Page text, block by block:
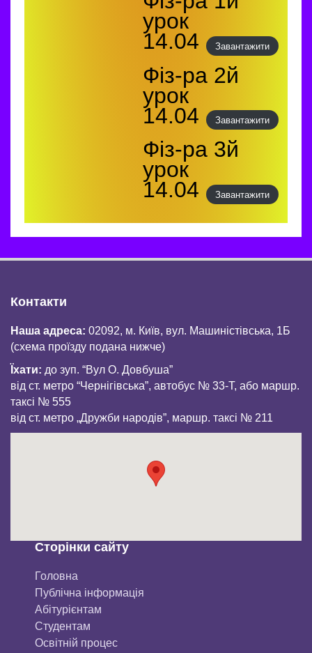
урок
14.04
Завантажити
Фіз-ра 2й
урок
14.04
Завантажити
Фіз-ра 3й
урок
14.04
Завантажити
Контакти
Наша адреса: 02092, м. Київ, вул. Машиністівська, 1Б
(схема проїзду подана нижче)
Їхати: до зуп. “Вул О. Довбуша”
від ст. метро “Чернігівська”, автобус № 33-Т, або маршр.
таксі № 555
від ст. метро „Дружби народів”, маршр. таксі № 211
Сторінки сайту
Головна
Публічна інформація
Aбітурієнтaм
Студентам
Освітній процес